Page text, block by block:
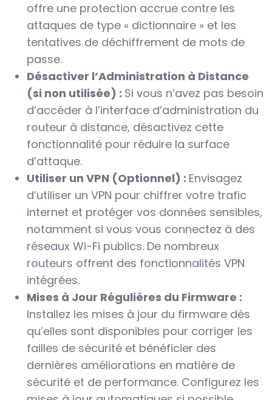
offre une protection accrue contre les
attaques de type « dictionnaire » et les
tentatives de déchiffrement de mots de
passe.
Désactiver l’Administration à Distance
(si non utilisée) : Si vous n’avez pas besoin
d’accéder à l’interface d’administration du
routeur à distance, désactivez cette
fonctionnalité pour réduire la surface
d’attaque.
Utiliser un VPN (Optionnel) : Envisagez
d’utiliser un VPN pour chiffrer votre trafic
internet et protéger vos données sensibles,
notamment si vous vous connectez à des
réseaux Wi-Fi publics. De nombreux
routeurs offrent des fonctionnalités VPN
intégrées.
Mises à Jour Régulières du Firmware :
Installez les mises à jour du firmware dès
qu’elles sont disponibles pour corriger les
failles de sécurité et bénéficier des
dernières améliorations en matière de
sécurité et de performance. Configurez les